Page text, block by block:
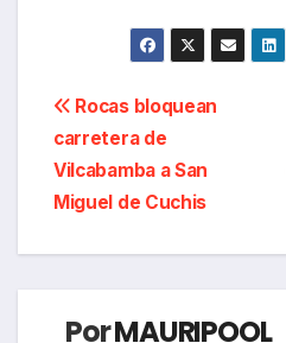
Navegación
de
entradas
Rocas bloquean
carretera de
Vilcabamba a San
Miguel de Cuchis
PorMAURIPOOL